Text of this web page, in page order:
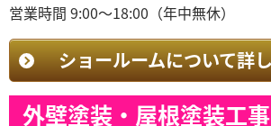
営業時間 9:00～18:00（年中無休）
ショールームについて詳
外壁塗装・屋根塗装工